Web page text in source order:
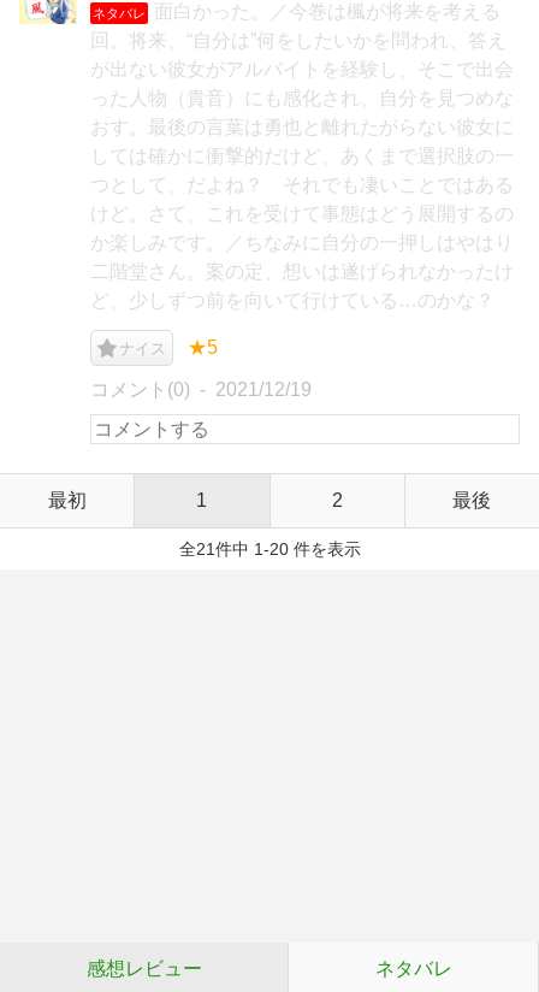
ネタバレ
面白かった。／今巻は楓が将来を考える
回。将来、“自分は”何をしたいかを問われ、答え
が出ない彼女がアルバイトを経験し、そこで出会
った人物（貴音）にも感化され、自分を見つめな
おす。最後の言葉は勇也と離れたがらない彼女に
しては確かに衝撃的だけど、あくまで選択肢の一
つとして、だよね？ それでも凄いことではある
けど。さて、これを受けて事態はどう展開するの
か楽しみです。／ちなみに自分の一押しはやはり
二階堂さん。案の定、想いは遂げられなかったけ
ど、少しずつ前を向いて行けている…のかな？
ナイス ★5
コメント(0) 2021/12/19
最初 1 2 最後
全21件中 1-20 件を表示
感想レビュー ネタバレ